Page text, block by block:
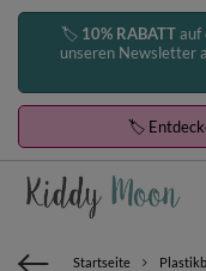
🏷️ 10% RABATTauf
unseren Newsletter
🏷️
Startseite